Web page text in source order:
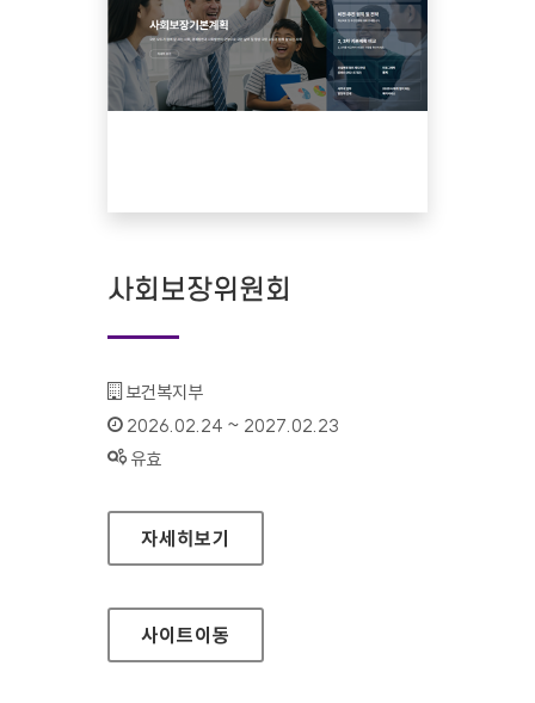
사회보장위원회
기관명 :
보건복지부
인증기간 :
2026.02.24 ~ 2027.02.23
상태 :
유효
사회보장위원회
자세히보기
사이트이동